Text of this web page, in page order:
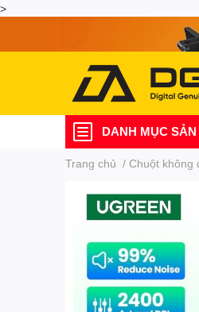
>
DANH MỤC
Trang chủ / Chuột không